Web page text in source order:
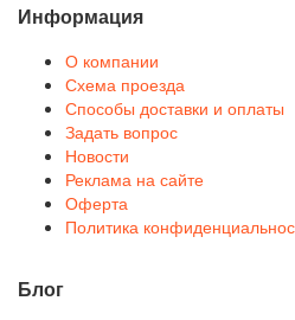
Информация
О компании
Схема проезда
Способы доставки и оплаты
Задать вопрос
Новости
Реклама на сайте
Оферта
Политика
Блог